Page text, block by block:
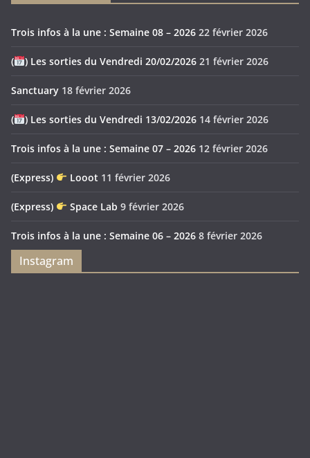
Trois infos à la une : Semaine 08 – 2026 22 février 2026
( ) Les sorties du Vendredi 20/02/2026 21 février 2026
Sanctuary 18 février 2026
( ) Les sorties du Vendredi 13/02/2026 14 février 2026
Trois infos à la une : Semaine 07 – 2026 12 février 2026
(Express) Looot 11 février 2026
(Express) Space Lab 9 février 2026
Trois infos à la une : Semaine 06 – 2026 8 février 2026
Instagram